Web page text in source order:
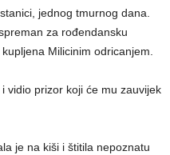
jednog tmurnog dana.
za rođendansku
Milicinim odricanjem.
vidio prizor koji će mu zauvijek
je na kiši i štitila nepoznatu